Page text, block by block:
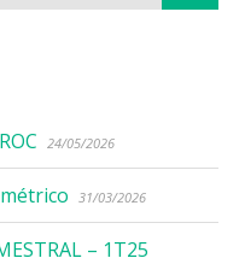
24/05/2026
31/03/2026
– 1T25